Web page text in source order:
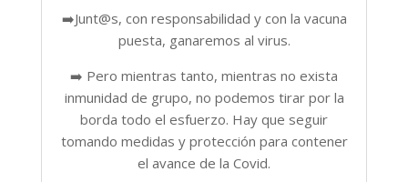
➡️Junt@s, con responsabilidad y con la vacuna
puesta, ganaremos al virus.
➡️ Pero mientras tanto, mientras no exista
inmunidad de grupo, no podemos tirar por la
borda todo el esfuerzo. Hay que seguir
tomando medidas y protección para contener
el avance de la Covid.